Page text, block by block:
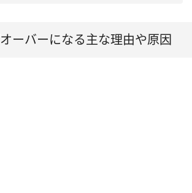
ーバーになる主な理由や原因